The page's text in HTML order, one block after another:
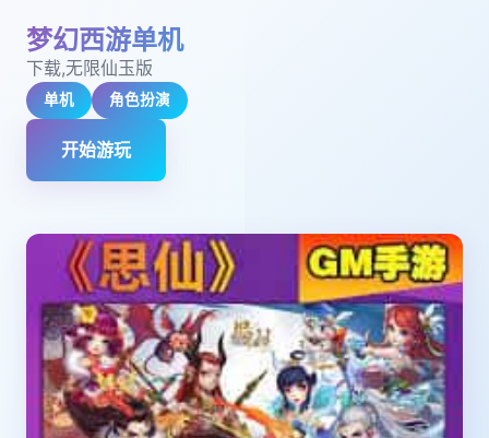
梦幻西游单机
下载,无限仙玉版
单机 角色扮演
开始游玩